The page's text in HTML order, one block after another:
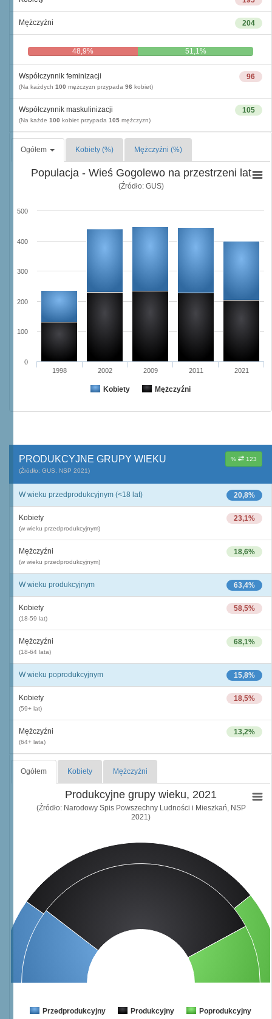
204
Mężczyźni
48,9% 51,1%
96
Współczynnik feminizacji
(Na każdych 100 mężczyzn przypada 96 kobiet)
105
Współczynnik maskulinizacji
(Na każde 100 kobiet przypada 105 mężczyzn)
Ogółem Kobiety (%) Mężczyźni (%)
Populacja - Wieś Gogolewo na przestrzeni lat
(Źródło: GUS)
Kobiety Mężczyźni
1998 2002 2009 2011 2021
0
100
200
300
400
500
% 123
PRODUKCYJNE GRUPY WIEKU
(Źródło: GUS, NSP 2021)
20,8%
W wieku przedprodukcyjnym (<18 lat)
23,1%
Kobiety
(w wieku przedprodukcyjnym)
18,6%
Mężczyźni
(w wieku przedprodukcyjnym)
63,4%
W wieku produkcyjnym
58,5%
Kobiety
(18-59 lat)
68,1%
Mężczyźni
(18-64 lata)
15,8%
W wieku poprodukcyjnym
18,5%
Kobiety
(59+ lat)
13,2%
Mężczyźni
(64+ lata)
Ogółem Kobiety Mężczyźni
Produkcyjne grupy wieku, 2021
(Źródło: Narodowy Spis Powszechny Ludności i Mieszkań, NSP
2021)
Przedprodukcyjny Produkcyjny Poprodukcyjny